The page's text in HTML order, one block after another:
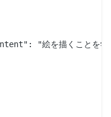
"絵を描くことを学